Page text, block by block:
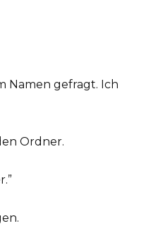
Namen gefragt. Ich
Ordner.